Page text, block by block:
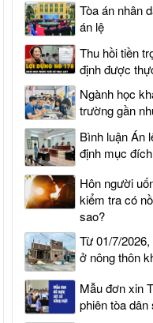
Tòa án nhân
án lệ
Thu hồi tiền
định được
Ngành học
trường gần
Bình luận Án
định mục
Hôn người
kiểm tra có
sao?
Từ 01/7/
ở nông thôn
Mẫu đơn xin
phiên tòa dân